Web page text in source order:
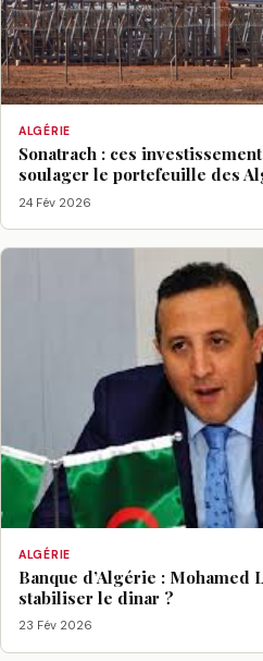
ALGÉRIE
Sonatrach : ces
soulager le portefeuille des
24 Fév 2026
ALGÉRIE
Banque d’Algérie : Mohamed
stabiliser le dinar ?
23 Fév 2026